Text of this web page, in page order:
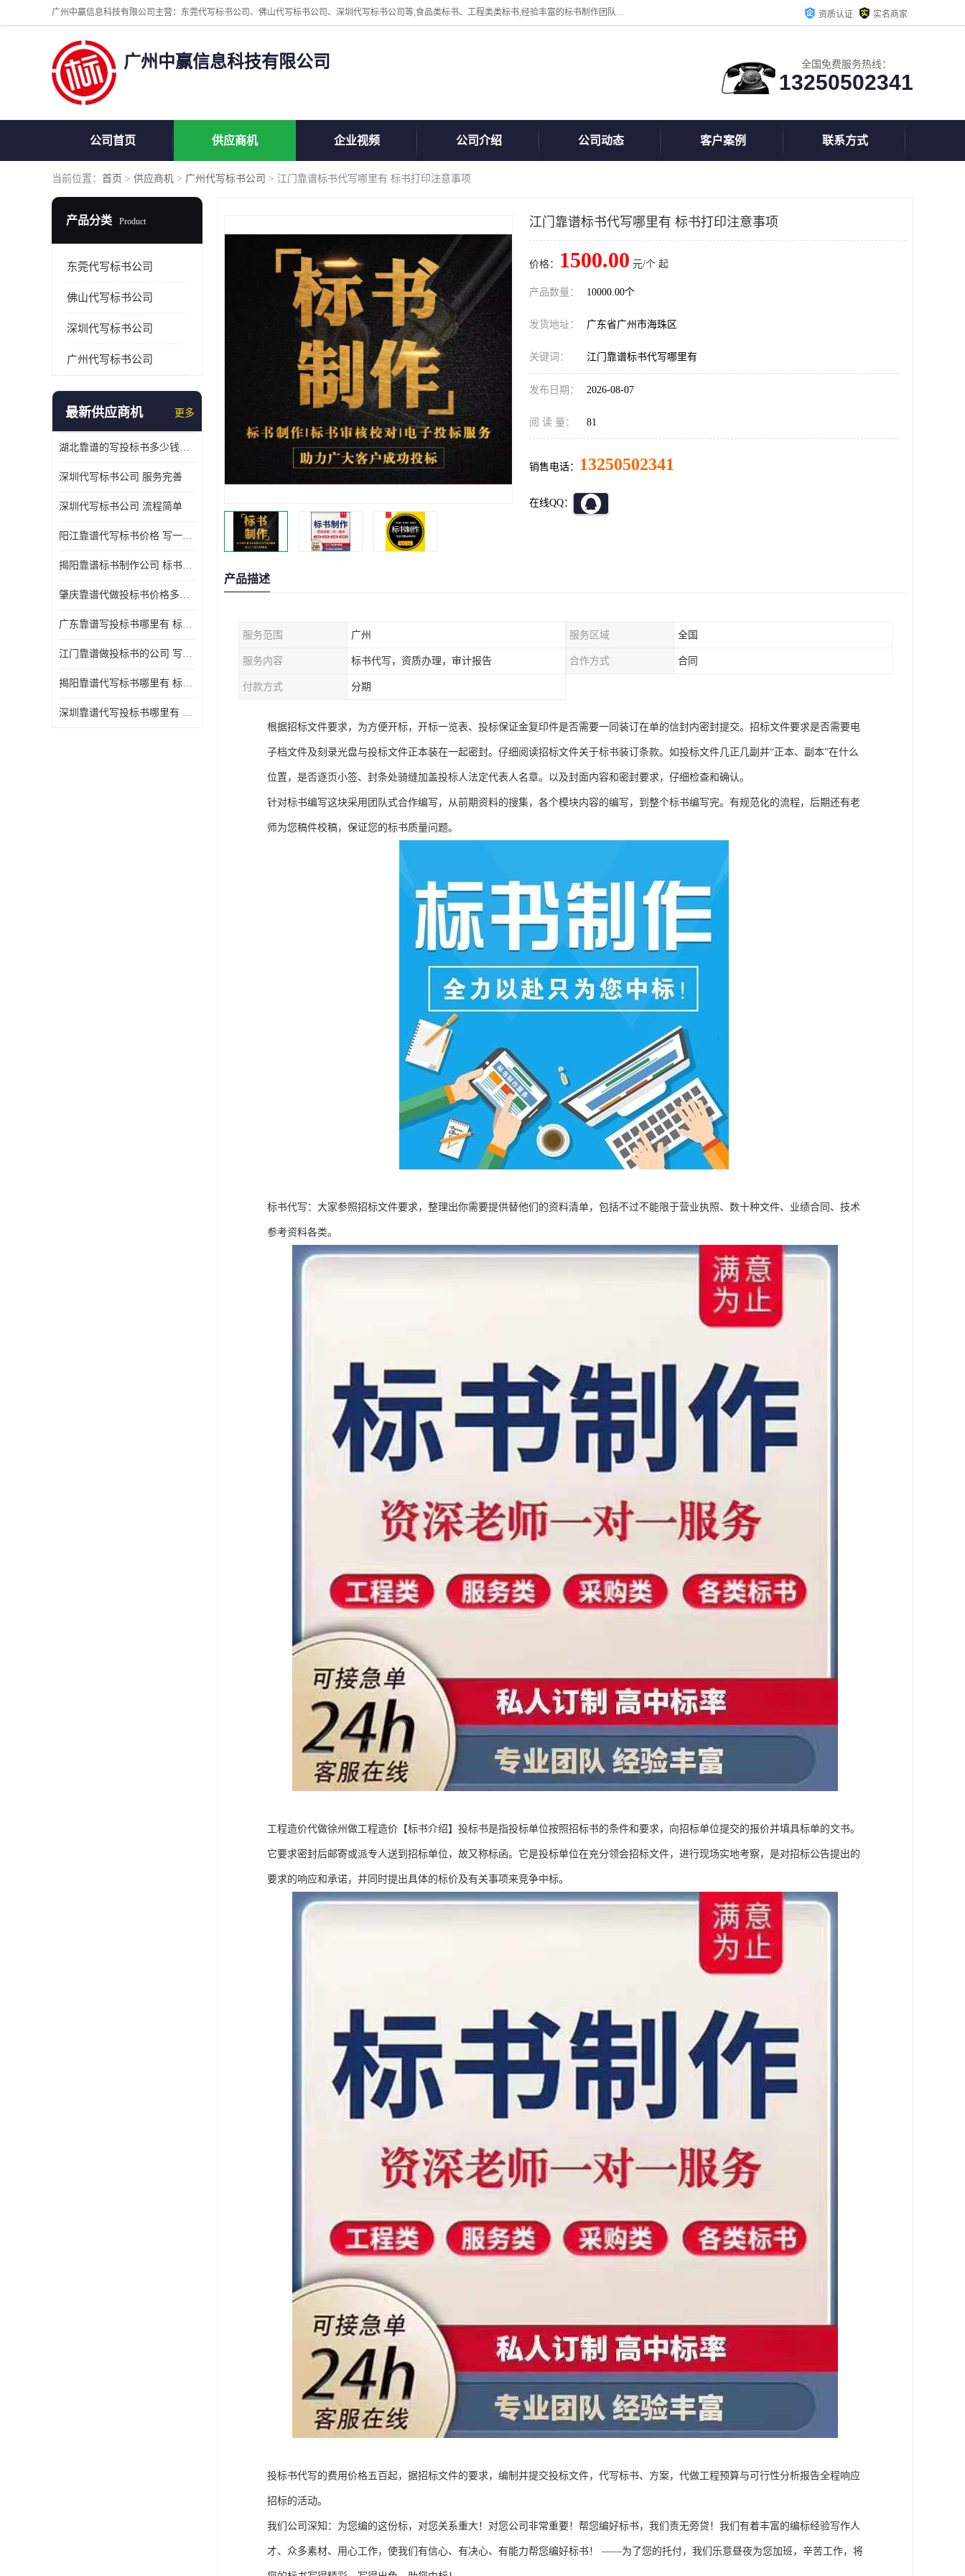
广州中赢信息科技有限公司主营：东莞代写标书公司、佛山代写标书公司、深圳代写标书公司等,食品类标书、工程类类标书,经验丰富的标书制作团队,24小时加急服务,多对一服务。 资质认证 实名商家
广州中赢信息科技有限公司 全国免费服务热线：
13250502341
公司首页 供应商机 企业视频 公司介绍 公司动态 客户案例 联系方式
当前位置： 首页 > 供应商机 > 广州代写标书公司 > 江门靠谱标书代写哪里有 标书打印注意事项
产品分类 Product
东莞代写标书公司
佛山代写标书公司
深圳代写标书公司
广州代写标书公司
最新供应商机 更多
湖北靠谱的写投标书多少钱一份 写一份标书多少钱
深圳代写标书公司 服务完善
深圳代写标书公司 流程简单
阳江靠谱代写标书价格 写一份标书多少钱
揭阳靠谱标书制作公司 标书好写吗
肇庆靠谱代做投标书价格多少 写一份标书多少钱
广东靠谱写投标书哪里有 标书好写吗
江门靠谱做投标书的公司 写一份标书多少钱
揭阳靠谱代写标书哪里有 标书怎么做
深圳靠谱代写投标书哪里有 标书好写吗
江门靠谱标书代写哪里有 标书打印注意事项
价格： 1500.00 元/个 起
产品数量： 10000.00个
发货地址： 广东省广州市海珠区
关键词： 江门靠谱标书代写哪里有
发布日期： 2026-08-07
阅 读 量： 81
销售电话： 13250502341
在线QQ：
产品描述
服务范围 广州 服务区域 全国
服务内容 标书代写，资质办理，审计报告 合作方式 合同
付款方式 分期
根据招标文件要求，为方便开标，开标一览表、投标保证金复印件是否需要一同装订在单的信封内密封提交。招标文件要求是否需要电
子档文件及刻录光盘与投标文件正本装在一起密封。仔细阅读招标文件关于标书装订条款。如投标文件几正几副并“正本、副本”在什么
位置，是否逐页小签、封条处骑缝加盖投标人法定代表人名章。以及封面内容和密封要求，仔细检查和确认。
针对标书编写这块采用团队式合作编写，从前期资料的搜集，各个模块内容的编写，到整个标书编写完。有规范化的流程，后期还有老
师为您稿件校稿，保证您的标书质量问题。
标书代写：大家参照招标文件要求，整理出你需要提供替他们的资料清单，包括不过不能限于营业执照、数十种文件、业绩合同、技术
参考资料各类。
工程造价代做徐州做工程造价【标书介绍】投标书是指投标单位按照招标书的条件和要求，向招标单位提交的报价并填具标单的文书。
它要求密封后邮寄或派专人送到招标单位，故又称标函。它是投标单位在充分领会招标文件，进行现场实地考察，是对招标公告提出的
要求的响应和承诺，并同时提出具体的标价及有关事项来竞争中标。
投标书代写的费用价格五百起，据招标文件的要求，编制并提交投标文件，代写标书、方案，代做工程预算与可行性分析报告全程响应
招标的活动。
我们公司深知：为您编的这份标，对您关系重大！对您公司非常重要！帮您编好标书，我们责无旁贷！我们有着丰富的编标经验写作人
才、众多素材、用心工作，使我们有信心、有决心、有能力帮您编好标书！ ——为了您的托付，我们乐意昼夜为您加班，辛苦工作，将